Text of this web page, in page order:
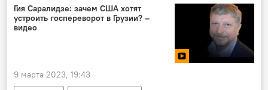
Грузинская мечта - демократическая Грузия
Акция против закона об иноагентах
Гия Саралидзе: зачем США хотят
устроить госпереворот в Грузии? –
видео
9 марта 2023, 19:43